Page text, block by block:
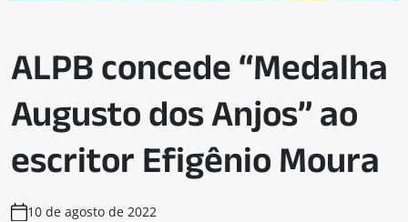
ALPB concede “Medalha
Augusto dos Anjos” ao
escritor Efigênio Moura
10 de agosto de 2022